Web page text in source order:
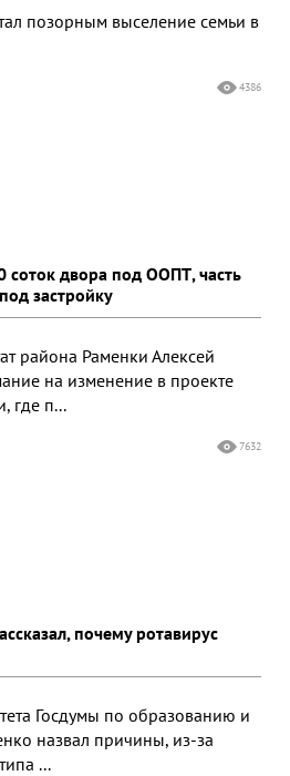
позорным выселение семьи в
4386
соток двора под ООПТ, часть
застройку
района Раменки Алексей
на изменение в проекте
где п...
7632
почему ротавирус
Госдумы по образованию и
назвал причины, из-за
...